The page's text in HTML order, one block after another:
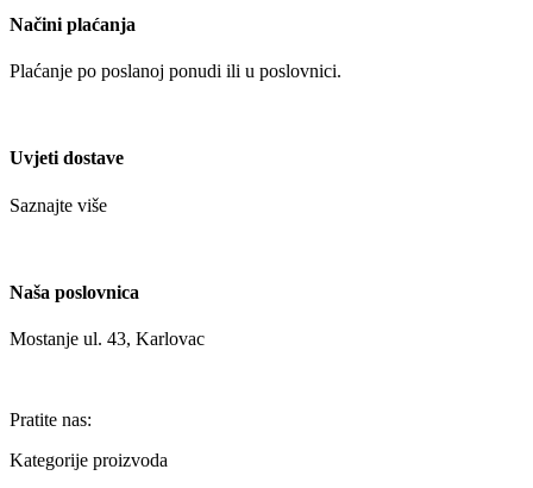
Načini plaćanja
Plaćanje po poslanoj ponudi ili u poslovnici.
Uvjeti dostave
Saznajte više
Naša poslovnica
Mostanje ul. 43, Karlovac
Pratite nas:
Kategorije proizvoda